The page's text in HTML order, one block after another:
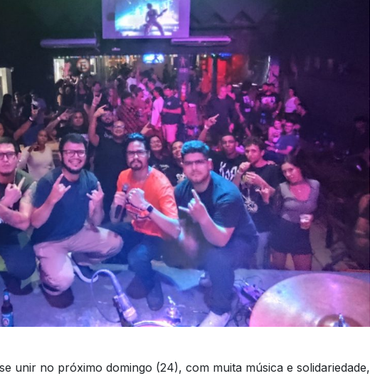
unir no próximo domingo (24), com muita música e solidariedade,